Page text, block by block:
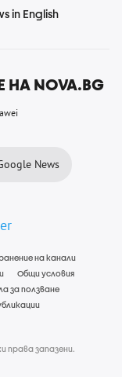
in English
NOVA.BG
News
на канали
Общи условия
за ползване
права запазени.